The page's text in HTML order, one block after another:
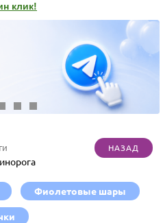
клик!
Фиолетовые шары